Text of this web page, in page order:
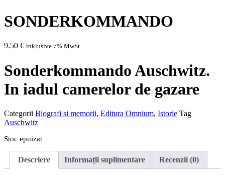
SONDERKOMMANDO
9.50 € inklusive 7% MwSt.
Sonderkommando Auschwitz.
In iadul camerelor de gazare
Categorii Biografi si memorii, Editura Omnium, Istorie Tag
Auschwitz
Stoc epuizat
Descriere Informații suplimentare Recenzii (0)